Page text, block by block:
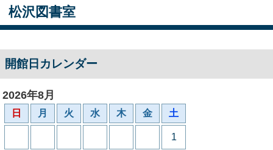
松沢図書室
開館日カレンダー
2026年8月
日 月 火 水 木 金 土
1